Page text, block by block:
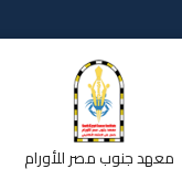
معهد جنوب مصر للأورام